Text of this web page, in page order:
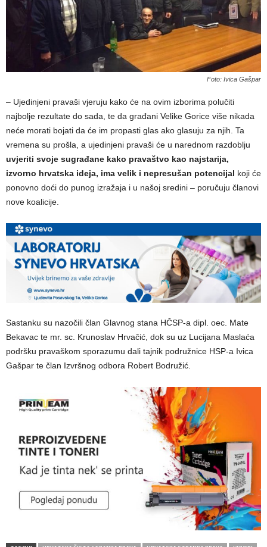
Foto: Ivica Gašpar
– Ujedinjeni pravaši vjeruju kako će na ovim izborima polučiti
najbolje rezultate do sada, te da građani Velike Gorice više nikada
neće morati bojati da će im propasti glas ako glasuju za njih. Ta
vremena su prošla, a ujedinjeni pravaši će u narednom razdoblju
uvjeriti svoje sugrađane kako pravaštvo kao najstarija,
izvorno hrvatska ideja, ima velik i nepresušan potencijal koji će
ponovno doći do punog izražaja i u našoj sredini – poručuju članovi
nove koalicije.
Sastanku su nazočili član Glavnog stana HČSP-a dipl. oec. Mate
Bekavac te mr. sc. Krunoslav Hrvačić, dok su uz Lucijana Maslaća
podršku pravaškom sporazumu dali tajnik podružnice HSP-a Ivica
Gašpar te član Izvršnog odbora Robert Bodružić.